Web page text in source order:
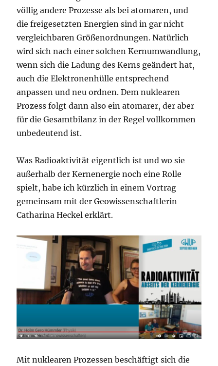
völlig andere Prozesse als bei atomaren, und
die freigesetzten Energien sind in gar nicht
vergleichbaren Größenordnungen. Natürlich
wird sich nach einer solchen Kernumwandlung,
wenn sich die Ladung des Kerns geändert hat,
auch die Elektronenhülle entsprechend
anpassen und neu ordnen. Dem nuklearen
Prozess folgt dann also ein atomarer, der aber
für die Gesamtbilanz in der Regel vollkommen
unbedeutend ist.
Was Radioaktivität eigentlich ist und wo sie
außerhalb der Kernenergie noch eine Rolle
spielt, habe ich kürzlich in einem Vortrag
gemeinsam mit der Geowissenschaftlerin
Catharina Heckel erklärt.
Mit nuklearen Prozessen beschäftigt sich die